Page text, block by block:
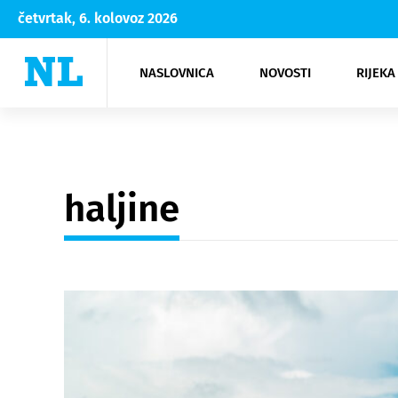
četvrtak, 6. kolovoz 2026
NASLOVNICA NOVOSTI
Rijeka Opatija
NK
Moda
Kultura
haljine